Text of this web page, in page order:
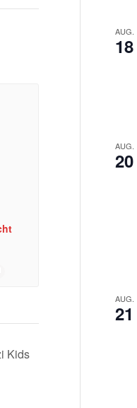
Kids
AUG.
18
AUG.
20
AUG.
21